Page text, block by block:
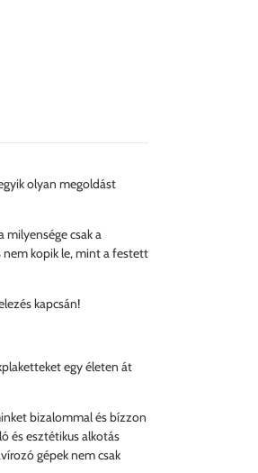
olyan megoldást
milyensége csak a
nem kopik le, mint a festett
kapcsán!
egy életen át
bizalommal és bízzon
és esztétikus alkotás
gépek nem csak